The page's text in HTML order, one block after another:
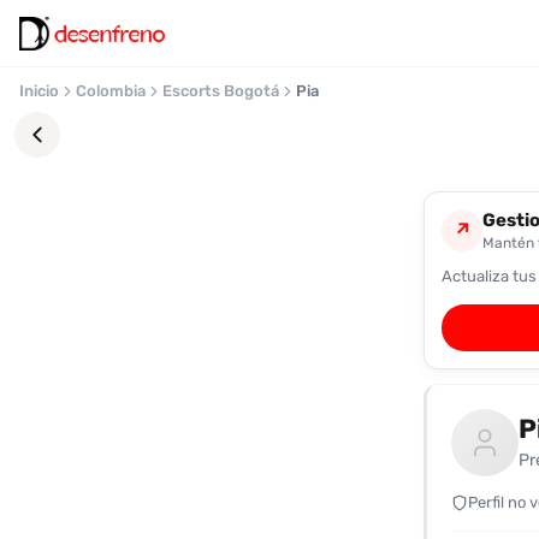
Inicio Colombia Escorts Bogotá Pia
↗
Mantén
Actualiza tus
Perfil no